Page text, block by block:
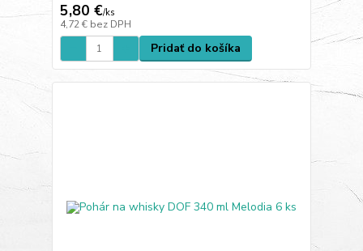
5,80 €/ks
4,72 € bez DPH
Pridať do košíka